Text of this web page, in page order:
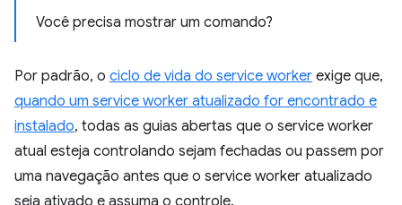
Você precisa mostrar um comando?
Por padrão, o ciclo de vida do service worker exige que,
quando um service worker atualizado for encontrado e
instalado, todas as guias abertas que o service worker
atual esteja controlando sejam fechadas ou passem por
uma navegação antes que o service worker atualizado
seja ativado e assuma o controle.